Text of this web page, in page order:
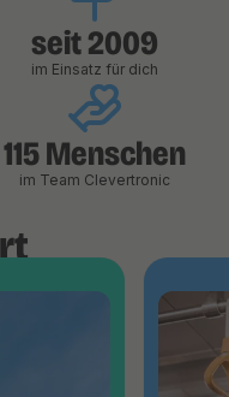
seit 2009
im Einsatz für dich
115 Menschen
im Team Clevertronic